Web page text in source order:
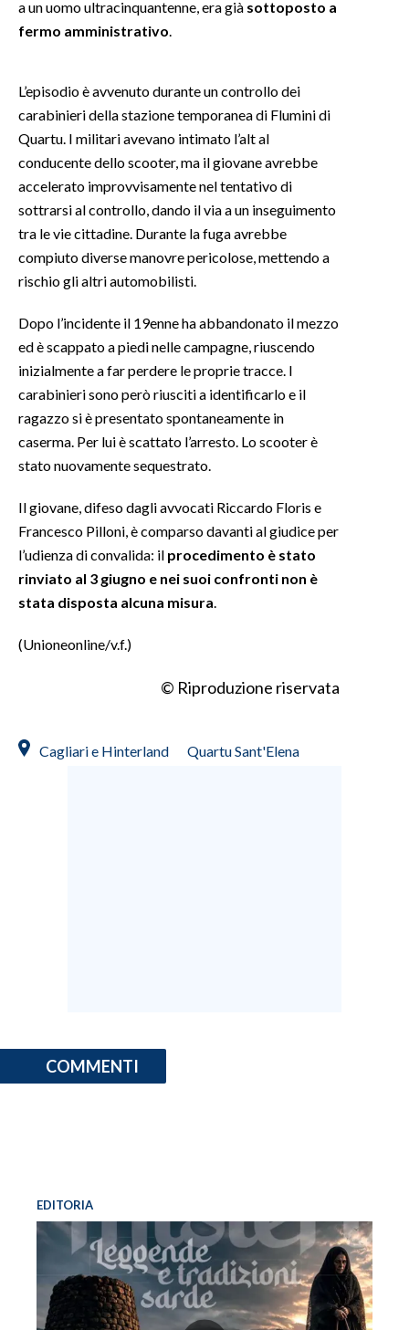
#CARAUNIONE
INSULARITÀ
INFO AZIENDE
ABBONATI
NECROLOGI
PUBBLICITÀ
SPIAGGE
a un uomo ultracinquantenne, era già sottoposto a
fermo amministrativo
L’episodio è avvenuto durante un controllo dei
carabinieri della stazione temporanea di Flumini di
Quartu. I militari avevano intimato l’alt al
conducente dello scooter, ma il giovane avrebbe
accelerato improvvisamente nel tentativo di
sottrarsi al controllo, dando il via a un inseguimento
tra le vie cittadine. Durante la fuga avrebbe
compiuto diverse manovre pericolose, mettendo a
rischio gli altri automobilisti.
Dopo l’incidente il 19enne ha abbandonato il mezzo
ed è scappato a piedi nelle campagne, riuscendo
inizialmente a far perdere le proprie tracce. I
carabinieri sono però riusciti a identificarlo e il
ragazzo si è presentato spontaneamente in
caserma. Per lui è scattato l’arresto. Lo scooter è
stato nuovamente sequestrato.
Il giovane, difeso dagli avvocati Riccardo Floris e
Francesco Pilloni, è comparso davanti al giudice per
l’udienza di convalida: il procedimento è stato
rinviato al 3 giugno e nei suoi confronti non è
stata disposta alcuna misura
(Unioneonline/v.f.)
© Riproduzione riservata
Cagliari e Hinterland Quartu Sant'Elena
COMMENTI
EDITORIA